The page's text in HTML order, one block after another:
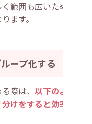
範囲も広いため、効
ます。
ープ化する
際は、 以下のように
けをすると効率良く